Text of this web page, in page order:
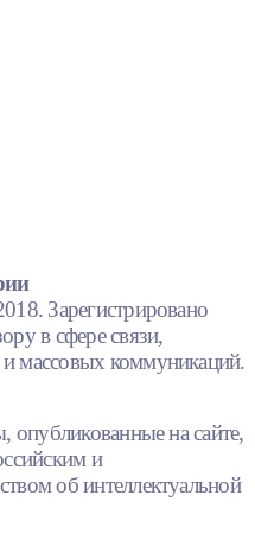
Зарегистрировано
в сфере связи,
массовых коммуникаций.
опубликованные на сайте,
и
об интеллектуальной